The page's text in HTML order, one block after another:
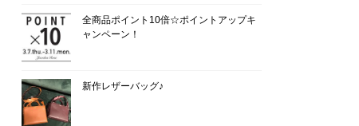
全商品ポイント10倍☆ポイントアップキ
ャンペーン！
新作レザーバッグ♪